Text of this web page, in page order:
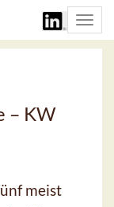
– KW
meist